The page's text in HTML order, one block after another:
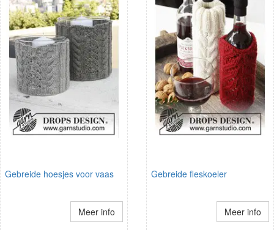
Gebreide hoesjes voor vaas
Meer info
Gebreide fleskoeler
Meer info